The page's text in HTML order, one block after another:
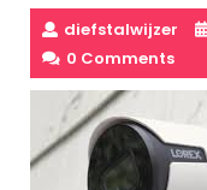
diefstalwijzer
0 Comments